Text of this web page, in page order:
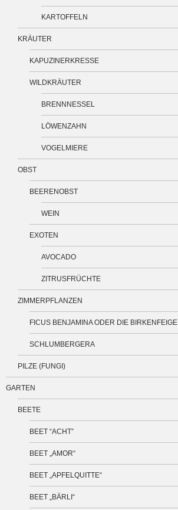
KARTOFFELN
KRÄUTER
KAPUZINERKRESSE
WILDKRÄUTER
BRENNNESSEL
LÖWENZAHN
VOGELMIERE
OBST
BEERENOBST
WEIN
EXOTEN
AVOCADO
ZITRUSFRÜCHTE
ZIMMERPFLANZEN
FICUS BENJAMINA ODER DIE BIRKENFEIGE
SCHLUMBERGERA
PILZE (FUNGI)
GARTEN
BEETE
BEET “ACHT”
BEET „AMOR“
BEET „APFELQUITTE“
BEET „BÄRLI“